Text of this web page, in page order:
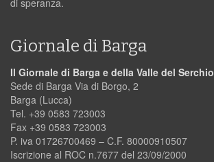
Giornale di Barga
Il Giornale di Barga e della Valle del Serchio
Sede di Barga Via di Borgo, 2
Barga (Lucca)
Tel. +39 0583 723003
Fax +39 0583 723003
P. iva 01726700469 – C.F. 80000910507
Iscrizione al ROC n.7677 del 23/09/2000